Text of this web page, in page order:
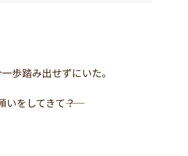
歩踏み出せずにいた。
をしてきて――？